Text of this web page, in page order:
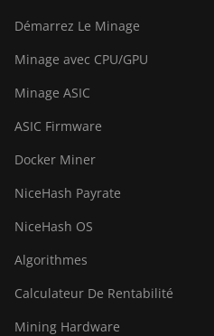
Démarrez Le Minage
Minage avec CPU/GPU
Minage ASIC
ASIC Firmware
Docker Miner
NiceHash Payrate
NiceHash OS
Algorithmes
Calculateur De Rentabilité
Mining Hardware